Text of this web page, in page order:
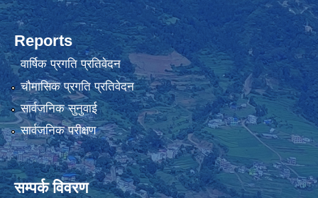
Reports
वार्षिक प्रगति प्रतिवेदन
चौमासिक प्रगति प्रतिवेदन
सार्वजनिक सुनुवाई
सार्वजनिक परीक्षण
सम्पर्क विवरण